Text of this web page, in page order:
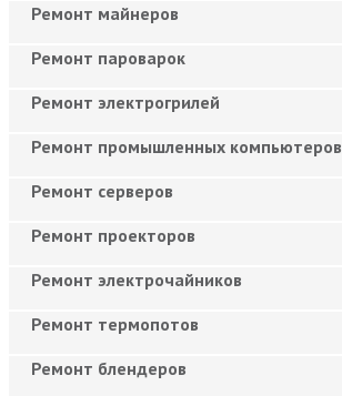
Ремонт майнеров
Ремонт пароварок
Ремонт электрогрилей
Ремонт промышленных компьютеров
Ремонт серверов
Ремонт проекторов
Ремонт электрочайников
Ремонт термопотов
Ремонт блендеров